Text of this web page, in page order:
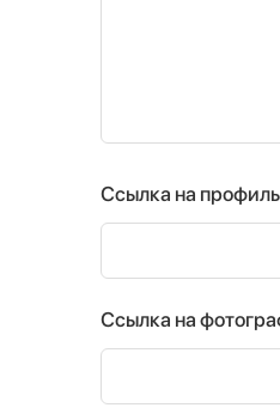
Ссылка на
Ссылка на